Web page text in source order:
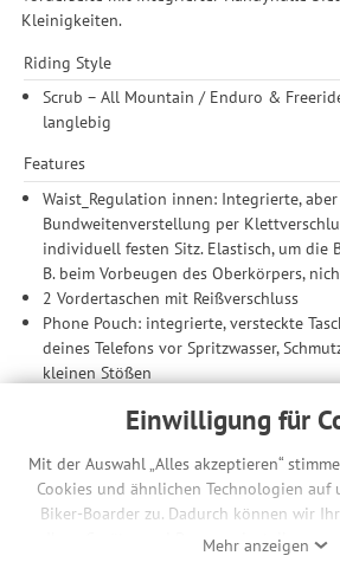
Einwilligung für
Mit der Auswahl „Alles akzeptieren“
Cookies und ähnlichen Technologien auf
Biker-Boarder zu. Dadurch können wir
Ihrer Geräte- und Browsereinstellungen
Mehr anzeigen
Kleinigkeiten.
Riding Style
Scrub – All Mountain / Enduro &
langlebig
Features
Waist_Regulation innen: Integrierte,
Bundweitenverstellung per
individuell festen Sitz. Elastisch, um die
B. beim Vorbeugen des Oberkörpers,
2 Vordertaschen mit Reißverschluss
Phone Pouch: integrierte, versteckte
deines Telefons vor Spritzwasser,
kleinen Stößen
Material / Konstruktion
Technologie, die optimalen Schutz vor
sollte es mal wieder härter zu gehen.
Panelkonzept kombiniert den perfekten
atmungsaktiven, leichten und robusten